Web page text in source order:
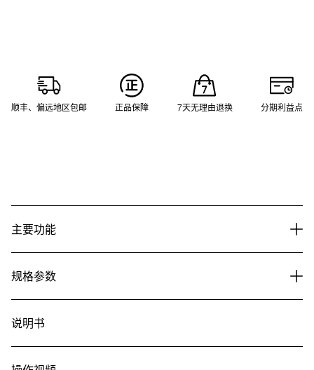
顺丰、偏远地区包邮 正品保障 7天无理由退换 分期利益点
主要功能
规格参数
说明书